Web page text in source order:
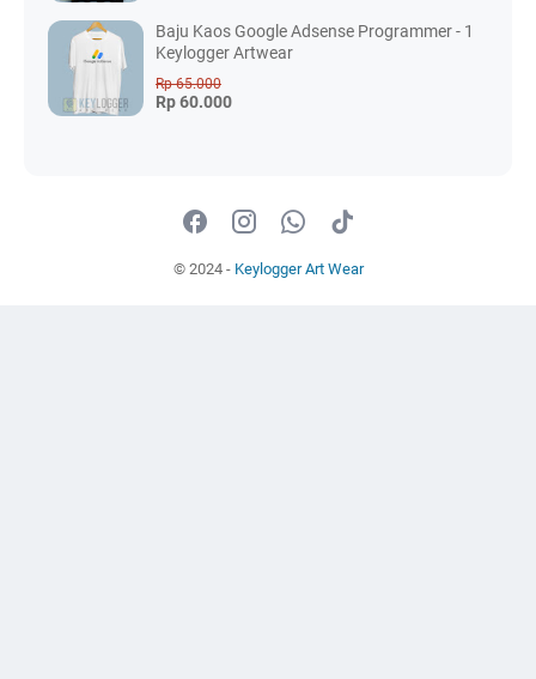
Baju Kaos Google Adsense Programmer - 1
Keylogger Artwear
Rp 65.000
Rp 60.000
© 2024 - Keylogger Art Wear